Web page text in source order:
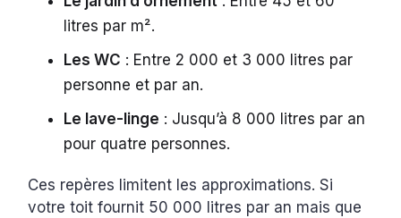
litres par m².
Les WC : Entre 2 000 et 3 000 litres par
personne et par an.
Le lave-linge : Jusqu’à 8 000 litres par an
pour quatre personnes.
Ces repères limitent les approximations. Si
votre toit fournit 50 000 litres par an mais que